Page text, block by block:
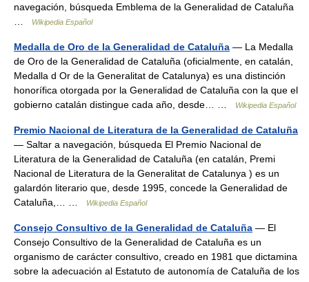
navegación, búsqueda Emblema de la Generalidad de Cataluña
Wikipedia Español
Medalla de Oro de la Generalidad de Cataluña — La Medalla
de Oro de la Generalidad de Cataluña (oficialmente, en catalán,
Medalla d Or de la Generalitat de Catalunya) es una distinción
honorífica otorgada por la Generalidad de Cataluña con la que el
gobierno catalán distingue cada año, desde… …
Wikipedia Español
Premio Nacional de Literatura de la Generalidad de Cataluña
— Saltar a navegación, búsqueda El Premio Nacional de
Literatura de la Generalidad de Cataluña (en catalán, Premi
Nacional de Literatura de la Generalitat de Catalunya ) es un
galardón literario que, desde 1995, concede la Generalidad de
Cataluña,… …
Wikipedia Español
Consejo Consultivo de la Generalidad de Cataluña — El
Consejo Consultivo de la Generalidad de Cataluña es un
organismo de carácter consultivo, creado en 1981 que dictamina
sobre la adecuación al Estatuto de autonomía de Cataluña de los